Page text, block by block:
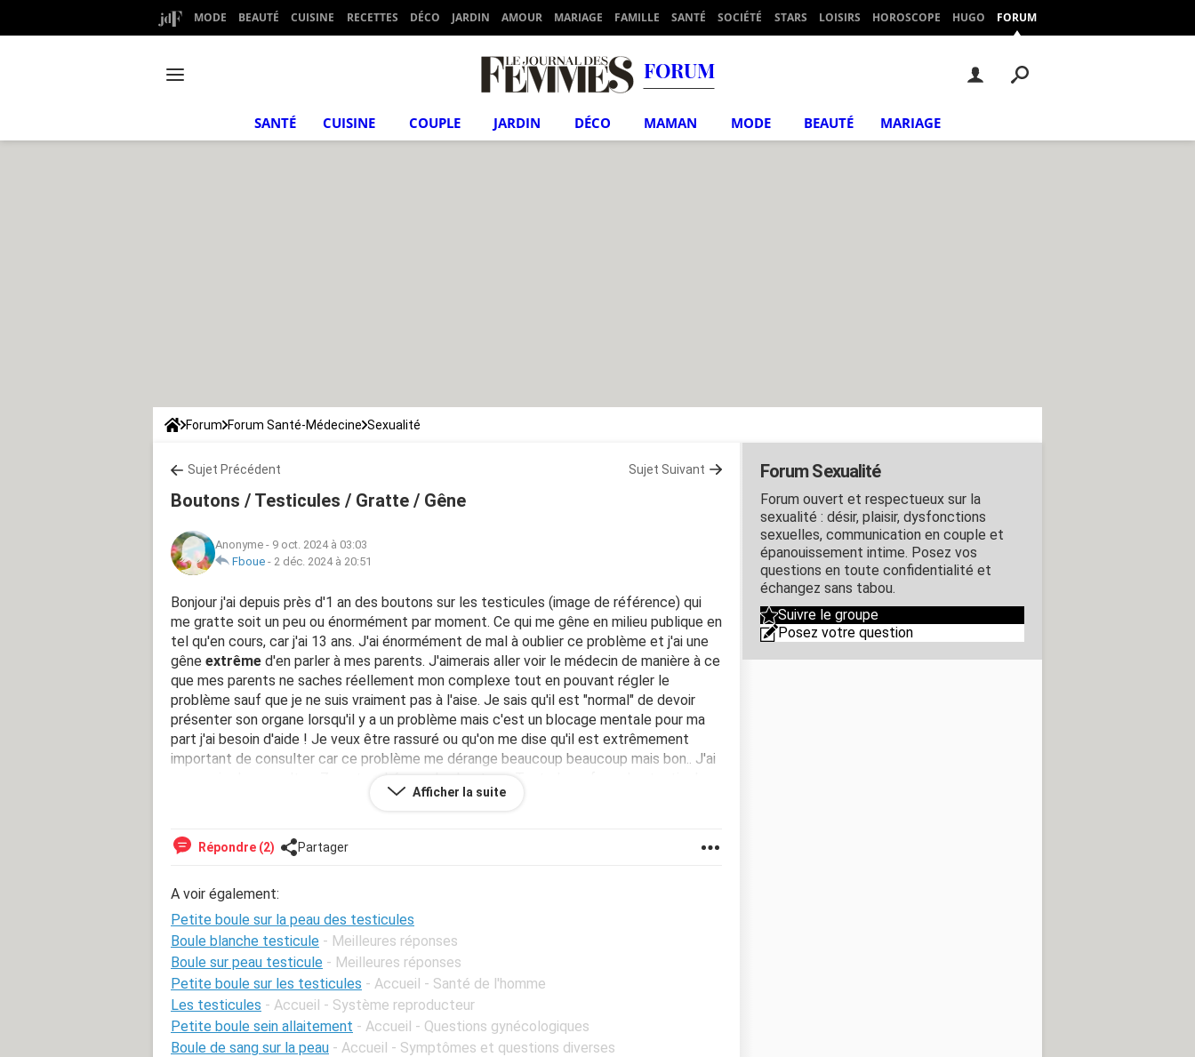
MODE BEAUTÉ CUISINE RECETTES DÉCO JARDIN AMOUR MARIAGE FAMILLE SANTÉ SOCIÉTÉ STARS LOISIRS HOROSCOPE HUGO FORUM
FORUM
SANTÉ CUISINE COUPLE JARDIN DÉCO MAMAN MODE BEAUTÉ MARIAGE
Forum Forum Santé-Médecine Sexualité
Sujet Précédent Sujet Suivant
Boutons / Testicules / Gratte / Gêne
Anonyme - 9 oct. 2024 à 03:03
Fboue - 2 déc. 2024 à 20:51
Bonjour j'ai depuis près d'1 an des boutons sur les testicules (image de référence) qui
me gratte soit un peu ou énormément par moment. Ce qui me gêne en milieu publique en
tel qu'en cours, car j'ai 13 ans. J'ai énormément de mal à oublier ce problème et j'ai une
gêne extrême d'en parler à mes parents. J'aimerais aller voir le médecin de manière à ce
que mes parents ne saches réellement mon complexe tout en pouvant régler le
problème sauf que je ne suis vraiment pas à l'aise. Je sais qu'il est "normal" de devoir
présenter son organe lorsqu'il y a un problème mais c'est un blocage mentale pour ma
part j'ai besoin d'aide ! Je veux être rassuré ou qu'on me dise qu'il est extrêmement
important de consulter car ce problème me dérange beaucoup beaucoup mais bon.. J'ai
pas envie de consulter.. Zone touchée par les boutons: Toute la surface des testicules,
peau recouvrant le pénis, quelques petits groupe d'une quinzaine de boutons lors du
Afficher la suite
Répondre (2) Partager
A voir également:
Petite boule sur la peau des testicules
Boule blanche testicule - Meilleures réponses
Boule sur peau testicule - Meilleures réponses
Petite boule sur les testicules - Accueil - Santé de l'homme
Les testicules - Accueil - Système reproducteur
Petite boule sein allaitement - Accueil - Questions gynécologiques
Boule de sang sur la peau - Accueil - Symptômes et questions diverses
Forum Sexualité
Forum ouvert et respectueux sur la
sexualité : désir, plaisir, dysfonctions
sexuelles, communication en couple et
épanouissement intime. Posez vos
questions en toute confidentialité et
échangez sans tabou.
Suivre le groupe
Posez votre question